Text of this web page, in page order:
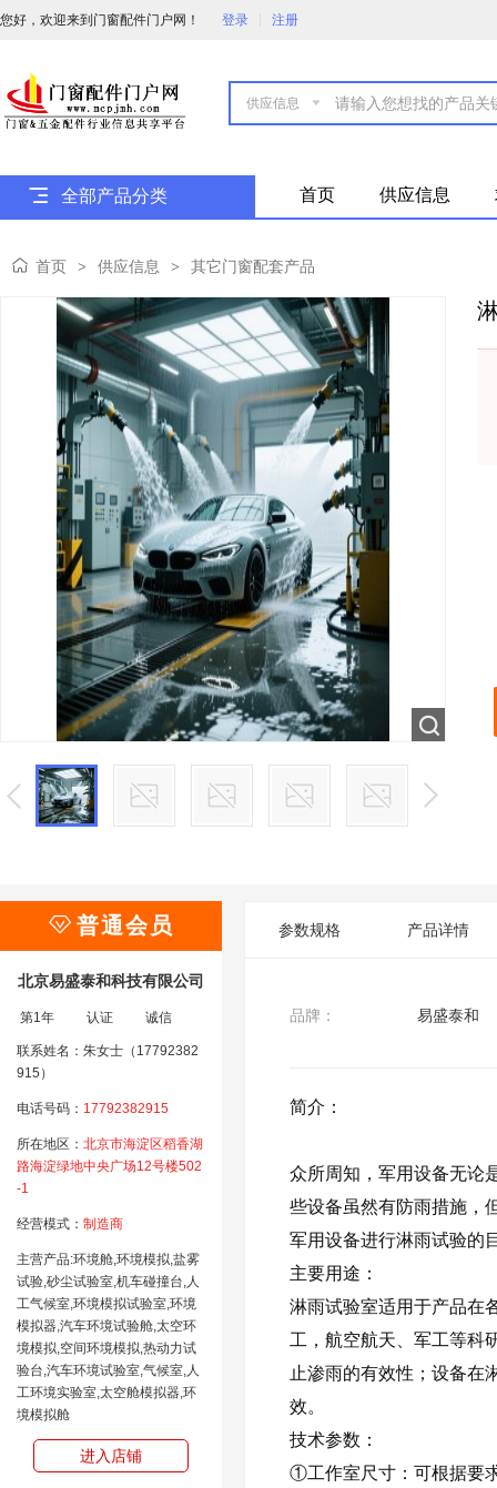
您好，欢迎来到门窗配件门户网！ 登录 注册

全部产品分类 首页 供应信息
首页 > 供应信息 > 其它门窗配套产品
 普通会员
北京易盛泰和科技有限公司
第1年 认证 诚信
联系姓名：朱女士（17792382
915）
电话号码： 17792382915
所在地区： 北京市海淀区稻香湖
路海淀绿地中央广场12号楼502
-1
经营模式： 制造商
主营产品:环境舱,环境模拟,盐雾
试验,砂尘试验室,机车碰撞台,人
工气候室,环境模拟试验室,环境
模拟器,汽车环境试验舱,太空环
境模拟,空间环境模拟,热动力试
验台,汽车环境试验室,气候室,人
工环境实验室,太空舱模拟器,环
境模拟舱
进入店铺
参数规格 产品详情
品牌： 易盛泰和
简介：
众所周知，军用设备无论
些设备虽然有防雨措施，
军用设备进行淋雨试验的
主要用途：
淋雨试验室适用于产品在
工，航空航天、军工等科
止渗雨的有效性；设备在
效。
技术参数：
①工作室尺寸：可根据要